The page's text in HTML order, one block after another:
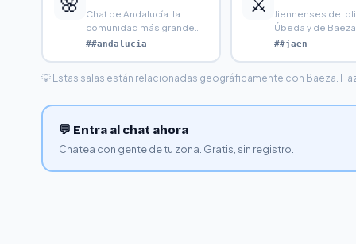
Chat de Andalucía: la
comunidad más grande
de España. Habla con
##andalucia
Jiennenses del
Úbeda y de
capital del aceite
##jaen
💡 Estas salas están relacionadas geográficamente con Baeza.
💬 Entra al chat ahora
Chatea con gente de tu zona. Gratis, sin registro.